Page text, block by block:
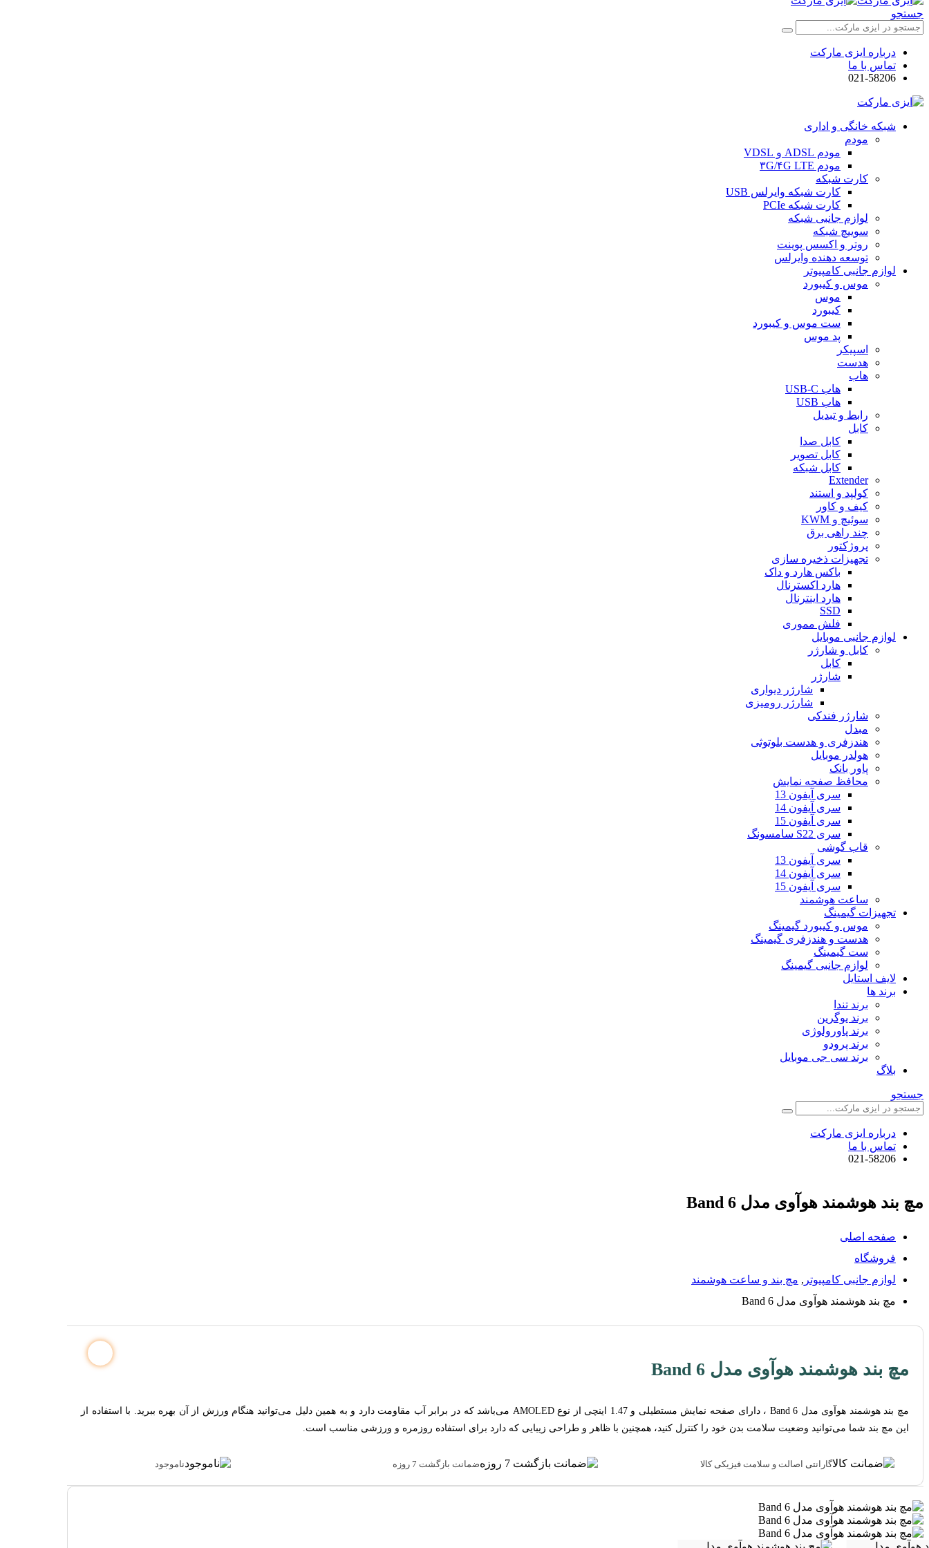
جستجو
درباره ایزی مارکت
تماس با ما
021-58206
شبکه خانگی و اداری
مودم
مودم ADSL و VDSL
مودم ۳G/۴G LTE
کارت شبکه
کارت شبکه وایرلس USB
کارت شبکه PCIe
لوازم جانبی شبکه
سوییچ شبکه
روتر و اکسس پوینت
توسعه دهنده وایرلس
لوازم جانبی کامپیوتر
موس و کیبورد
موس
کیبورد
ست موس و کیبورد
پد موس
اسپیکر
هدست
هاب
هاب USB-C
هاب USB
رابط و تبدیل
کابل
کابل صدا
کابل تصویر
کابل شبکه
Extender
کولپد و استند
کیف و کاور
سوئیچ و KWM
چند راهی برق
پروژکتور
تجهیزات ذخیره سازی
باکس هارد و داک
هارد اکسترنال
هارد اینترنال
SSD
فلش مموری
لوازم جانبی موبایل
کابل و شارژر
کابل
شارژر
شارژر دیواری
شارژر رومیزی
شارژر فندکی
مبدل
هندزفری و هدست بلوتوثی
هولدر موبایل
پاور بانک
محافظ صفحه نمایش
سری آیفون 13
سری آیفون 14
سری آیفون 15
سری S22 سامسونگ
قاب گوشی
سری آیفون 13
سری آیفون 14
سری آیفون 15
ساعت هوشمند
تجهیزات گیمینگ
موس و کیبورد گیمینگ
هدست و هندزفری گیمینگ
ست گیمینگ
لوازم جانبی گیمینگ
لایف استایل
برند ها
برند تندا
برند یوگرین
برند پاورولوژی
برند پرودو
برند سی جی موبایل
بلاگ
جستجو
درباره ایزی مارکت
تماس با ما
021-58206
مچ بند هوشمند هوآوی مدل Band 6
صفحه اصلی
فروشگاه
لوازم جانبی کامپیوتر , مچ بند و ساعت هوشمند
مچ بند هوشمند هوآوی مدل Band 6
مچ بند هوشمند هوآوی مدل Band 6
مچ بند هوشمند هوآوی مدل Band 6 ، دارای صفحه نمایش مستطیلی و 1.47 اینچی از نوع AMOLED می‌باشد که در برابر آب مقاومت دارد و به همین دلیل می‌توانید هنگام ورزش از آن بهره ببرید. با استفاده از
این مچ بند شما می‌توانید وضعیت سلامت بدن خود را کنترل کنید، همچنین با ظاهر و طراحی زیبایی که دارد برای استفاده روزمره و ورزشی مناسب است.
گارانتی اصالت و سلامت فیزیکی کالا ضمانت بازگشت 7 روزه ناموجود